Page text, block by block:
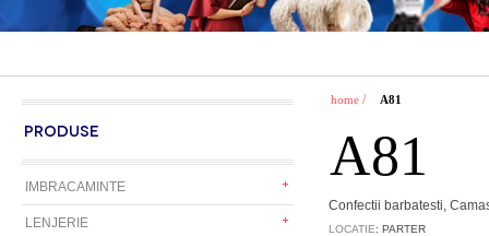
PRODUSE
IMBRACAMINTE
LENJERIE
home / A81
A81
Confectii barbatesti,
LOCATIE: PARTER